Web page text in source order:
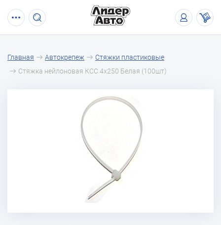
Главная Автокрепеж
Стяжки пластиковые
Стяжка нейлоновая КСС 4х250 Белая (100шт)